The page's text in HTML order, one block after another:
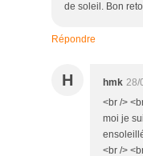
de soleil. Bon
Répondre
H hmk 28/
<br />
moi je
<br />